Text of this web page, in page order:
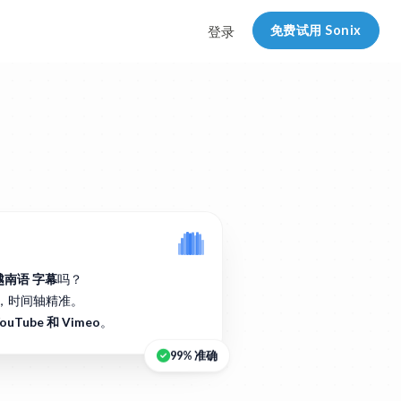
登录 免费试用 Sonix
南语 字幕吗？
时间轴精准。
和 Vimeo。
99% 准确